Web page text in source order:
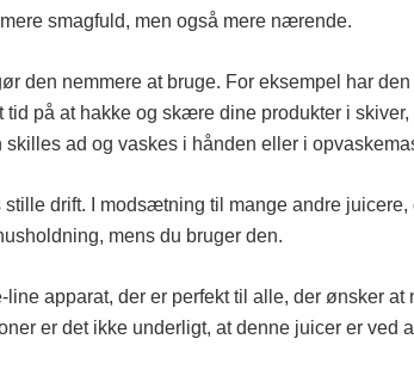
smagfuld, men også mere nærende.
den nemmere at bruge. For eksempel har
på at hakke og skære dine produkter i
ad og vaskes i hånden eller i
stille drift. I modsætning til mange andre
mens du bruger den.
apparat, der er perfekt til alle, der ønsker
er det ikke underligt, at denne juicer er ved